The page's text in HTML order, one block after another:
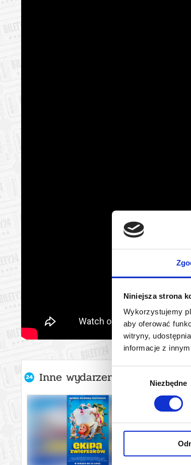
Niniejsza strona
Wykorzystujemy
aby oferować
witryny,
informacje z
Niezbędne
Inne wydarzenia organizatora